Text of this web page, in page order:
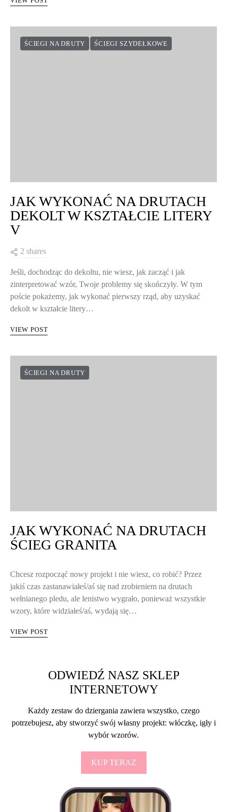
VIEW POST
ŚCIEGI NA DRUTY ŚCIEGI SZYDEŁKOWE
JAK WYKONAĆ NA DRUTACH
DEKOLT W KSZTAŁCIE LITERY
V
2 shares
Jeśli, dochodząc do dekoltu, nie wiesz, jak zacząć i jak
zinterpretować wzór, Twoje problemy się skończyły. W tym
poście pokażemy, jak wykonać pierwszy rząd, aby uzyskać
dekolt w kształcie litery…
VIEW POST
ŚCIEGI NA DRUTY
JAK WYKONAĆ NA DRUTACH
ŚCIEG GRANITA
Chcesz rozpocząć nowy projekt i nie wiesz, co robić? Przez
jakiś czas zastanawiałeś/aś się nad zrobieniem na drutach
wełnianego pledu, ale lenistwo wygrało, ponieważ wszystkie
wzory, które widziałeś/aś, wydają się…
VIEW POST
ODWIEDŹ NASZ SKLEP
INTERNETOWY
Każdy zestaw do dziergania zawiera wszystko, czego
potrzebujesz, aby stworzyć swój własny projekt: włóczkę, igły i
wybór wzorów.
KUP TERAZ